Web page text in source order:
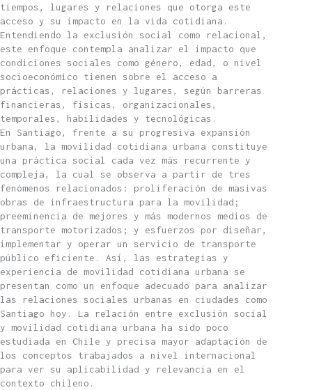
tiempos, lugares y relaciones que otorga este
acceso y su impacto en la vida cotidiana.
Entendiendo la exclusión social como relacional,
este enfoque contempla analizar el impacto que
condiciones sociales como género, edad, o nivel
socioeconómico tienen sobre el acceso a
prácticas, relaciones y lugares, según barreras
financieras, físicas, organizacionales,
temporales, habilidades y tecnológicas.
En Santiago, frente a su progresiva expansión
urbana, la movilidad cotidiana urbana constituye
una práctica social cada vez más recurrente y
compleja, la cual se observa a partir de tres
fenómenos relacionados: proliferación de masivas
obras de infraestructura para la movilidad;
preeminencia de mejores y más modernos medios de
transporte motorizados; y esfuerzos por diseñar,
implementar y operar un servicio de transporte
público eficiente. Así, las estrategias y
experiencia de movilidad cotidiana urbana se
presentan como un enfoque adecuado para analizar
las relaciones sociales urbanas en ciudades como
Santiago hoy. La relación entre exclusión social
y movilidad cotidiana urbana ha sido poco
estudiada en Chile y precisa mayor adaptación de
los conceptos trabajados a nivel internacional
para ver su aplicabilidad y relevancia en el
contexto chileno.